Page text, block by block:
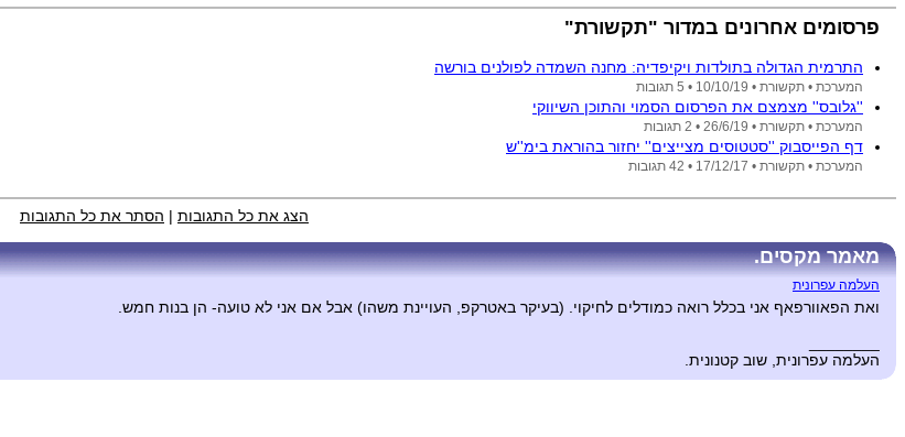
פרסומים אחרונים במדור "תקשורת"
התרמית הגדולה בתולדות ויקיפדיה: מחנה השמדה לפולנים בורשה
המערכת • תקשורת • 10/10/19 • 5 תגובות
''גלובס'' מצמצם את הפרסום הסמוי והתוכן השיווקי
המערכת • תקשורת • 26/6/19 • 2 תגובות
דף הפייסבוק ''סטטוסים מצייצים'' יחזור בהוראת בימ''ש
המערכת • תקשורת • 17/12/17 • 42 תגובות
הצג את כל התגובות | הסתר את כל התגובות
מאמר מקסים.
העלמה עפרונית
ואת הפאוורפאף אני בכלל רואה כמודלים לחיקוי. (בעיקר באטרקפ, העויינת משהו) אבל אם אני לא טועה- הן בנות חמש.
העלמה עפרונית, שוב קטנונית.